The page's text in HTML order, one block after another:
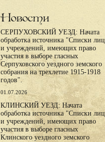
Новости
СЕРПУХОВСКИЙ УЕЗД: Начата
обработка источника "Списки лиц
и учреждений, имеющих право
участия в выборе гласных
Серпуховского уездного земского
собрания на трехлетие 1915-1918
годов".
01.07.2026
КЛИНСКИЙ УЕЗД: Начата
обработка источника "Списки лиц
и учреждений, имеющих право
участия в выборе гласных
Клинского уездного земского